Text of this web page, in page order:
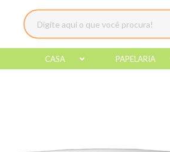
CASA PAPELARIA